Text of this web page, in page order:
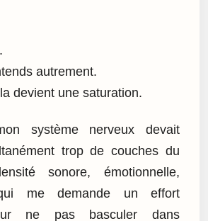
autrement.
devient une saturation.
système nerveux devait
trop de couches du
sonore, émotionnelle,
me demande un effort
ne pas basculer dans